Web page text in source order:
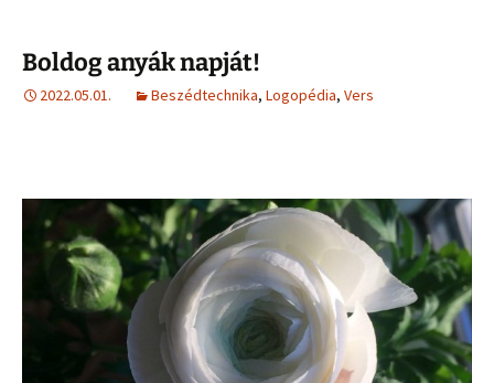
Boldog anyák napját!
2022.05.01. Beszédtechnika, Logopédia, Vers